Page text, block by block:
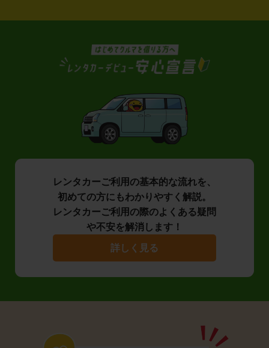
レンタカーご利用の基本的な流れを、
初めての方にもわかりやすく解説。
レンタカーご利用の際のよくある疑問
や不安を解消します！
詳しく見る